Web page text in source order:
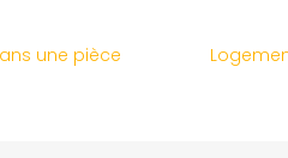
une pièce